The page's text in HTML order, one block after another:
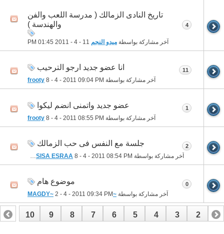
تاريخ النادى الزمالك ( مدرسة اللعب والفن
والهندسة )
آخر مشاركة بواسطة ميدو النجم 01:45 PM
4
انا عضو جديد ارجو الترحيب
آخر مشاركة بواسطة frooty 8 - 4 - 2011 09:04 PM
11
عضو جديد واتمنى انضم ليكوا
آخر مشاركة بواسطة frooty 8 - 4 - 2011 08:55 PM
1
جلسة مع النفس فى حب الزمالك
آخر مشاركة بواسطة ELBRNSISA ESRAA 8 - 4 - 2011 08:54 PM
2
موضوع هام
آخر مشاركة بواسطة ~MAGDY~
2 - 4 - 2011 09:34 PM
0
1
2
3
4
5
6
7
8
9
10